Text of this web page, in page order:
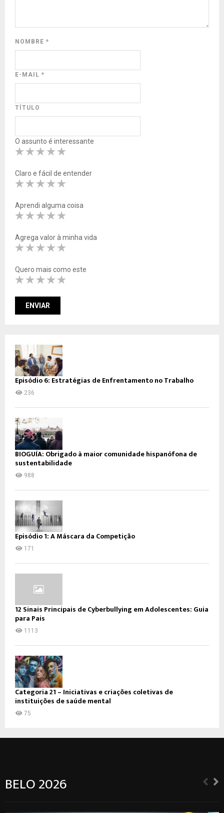
NOMBRE *
E-MAIL *
TÍTULO
O assunto é interessante
Claro e fácil de entender
Aprendi alguma coisa
Agrega valor à minha vida
Quero mais como este
Episódio 6: Estratégias de Enfrentamento no Trabalho
236
BIOGUÍA: Obrigado à maior comunidade hispanófona de
sustentabilidade
988
Episódio 1: A Máscara da Competição
171
12 Sinais Principais de Cyberbullying em Adolescentes: Guia
para Pais
1113
Categoria 21 – Iniciativas e criações coletivas de
instituições de saúde mental
75
BELO 2026